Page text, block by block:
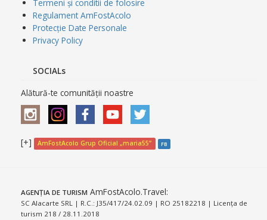
Termeni și conditii de folosire
Regulament AmFostAcolo
Protecție Date Personale
Privacy Policy
SOCIALs
Alătură-te comunității noastre
[+] AmFostAcolo Grup Oficial „maria55” FB
AGENȚIA DE TURISM AmFostAcolo.Travel:
SC Alacarte SRL | R.C.: J35/417/24.02.09 | RO 25182218 | Licența de
turism 218 / 28.11.2018